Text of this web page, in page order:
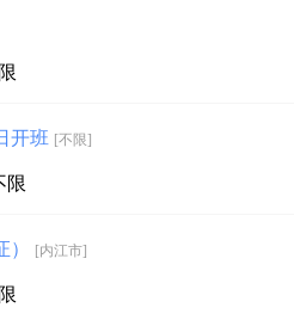
开班 [不限]
限
） [内江市]